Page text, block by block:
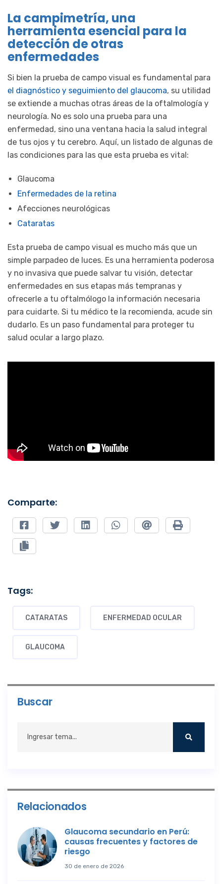
La campimetría, una
herramienta esencial para la
detección de otras
enfermedades
Si bien la prueba de campo visual es fundamental para
el diagnóstico y seguimiento del glaucoma, su utilidad
se extiende a muchas otras áreas de la oftalmología y
neurología. No es solo una prueba para una
enfermedad, sino una ventana hacia la salud integral
de tus ojos y tu cerebro. Aquí, un listado de algunas de
las condiciones para las que esta prueba es vital:
Glaucoma
Enfermedades de la retina
Afecciones neurológicas
Cataratas
Esta prueba de campo visual es mucho más que un
simple parpadeo de luces. Es una herramienta poderosa
y no invasiva que puede salvar tu visión, detectar
enfermedades en sus etapas más tempranas y
ofrecerle a tu oftalmólogo la información necesaria
para cuidarte. Si tu médico te la recomienda, acude sin
dudarlo. Es un paso fundamental para proteger tu
salud ocular a largo plazo.
Comparte:
Tags:
CATARATAS ENFERMEDAD OCULAR
GLAUCOMA
Buscar
Relacionados
Glaucoma secundario en Perú:
causas frecuentes y factores de
riesgo
30 de enero de 2026